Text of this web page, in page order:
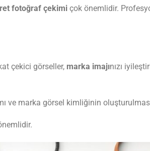
fotoğraf çekimi çok önemlidir.
çekici görseller, marka imajınızı
ve marka görsel kimliğinin